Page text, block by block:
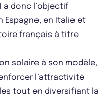
a donc l’objectif
Espagne, en Italie et
français à titre
solaire à son modèle,
l’attractivité
tout en diversifiant la